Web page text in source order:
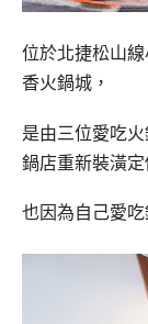
位於北捷松山
香火鍋城，
是由三位愛吃
鍋店重新裝潢定
也因為自己愛